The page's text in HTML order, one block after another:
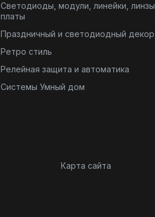
Светодиоды, модули, линейки, линзы,
платы
Праздничный и светодиодный декор
Ретро стиль
Релейная защита и автоматика
Системы Умный дом
Карта сайта